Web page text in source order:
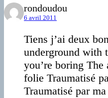
rondoudou
6 avril 2011
Tiens j’ai deux
underground with
you’re boring
folie Traumatisé
Traumatisé par